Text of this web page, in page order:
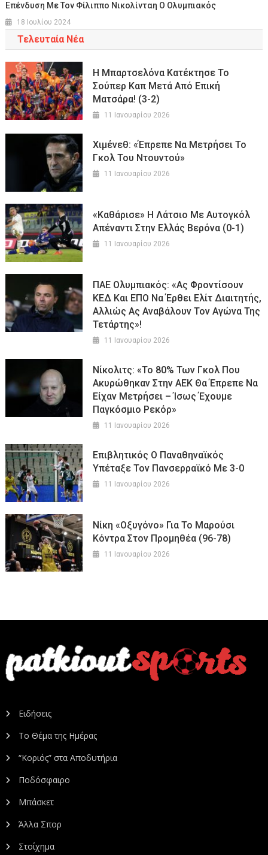
Επένδυση Με Τον Φίλιππο Νικολίνταη Ο Ολυμπιακός
18 Ιουλίου 2024
Τελευταία Νέα
Η Μπαρτσελόνα Κατέκτησε Το
Σούπερ Καπ Μετά Από Επική
Ματσάρα! (3-2)
11 Ιανουαρίου 2026
Χιμένεθ: «Έπρεπε Να Μετρήσει Το
Γκολ Του Ντουντού»
11 Ιανουαρίου 2026
«Καθάρισε» Η Λάτσιο Με Αυτογκόλ
Απέναντι Στην Ελλάς Βερόνα (0-1)
11 Ιανουαρίου 2026
ΠΑΕ Ολυμπιακός: «Ας Φροντίσουν
ΚΕΔ Και ΕΠΟ Να Έρθει Ελίτ Διαιτητής,
Αλλιώς Ας Αναβάλουν Τον Αγώνα Της
Τετάρτης»!
11 Ιανουαρίου 2026
Νίκολιτς: «Το 80% Των Γκολ Που
Ακυρώθηκαν Στην ΑΕΚ Θα Έπρεπε Να
Είχαν Μετρήσει – Ίσως Έχουμε
Παγκόσμιο Ρεκόρ»
11 Ιανουαρίου 2026
Επιβλητικός Ο Παναθηναϊκός
Υπέταξε Τον Πανσερραϊκό Με 3-0
11 Ιανουαρίου 2026
Νίκη «οξυγόνο» Για Το Μαρούσι
Κόντρα Στον Προμηθέα (96-78)
11 Ιανουαρίου 2026
Ειδήσεις
Το Θέμα της Ημέρας
“Κοριός” στα Αποδυτήρια
Ποδόσφαιρο
Μπάσκετ
Άλλα Σπορ
Στοίχημα